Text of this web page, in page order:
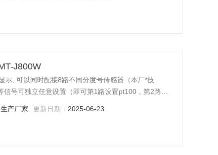
J800W
示, 可以同时配接8路不同分度号传感器（本厂*技
号可独立任意设置（即可第1路设置pt100，第2路设
生产厂家 更新日期： 2025-06-23